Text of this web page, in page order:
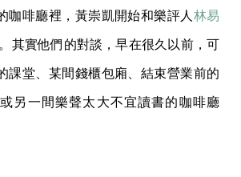
咖啡廳裡，黃崇凱開始和樂評人 林易
其實他們的對談，早在很久以前，可
課堂、某間錢櫃包廂、結束營業前的
或另一間樂聲太大不宜讀書的咖啡廳